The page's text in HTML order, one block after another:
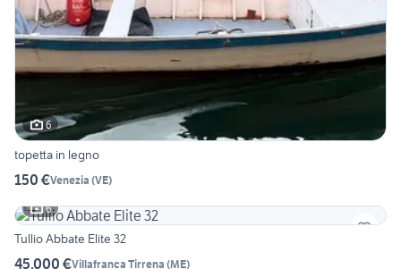
6
topetta in legno
150 €Venezia (VE)
6
Tullio Abbate Elite 32
45.000 €Villafranca Tirrena (ME)